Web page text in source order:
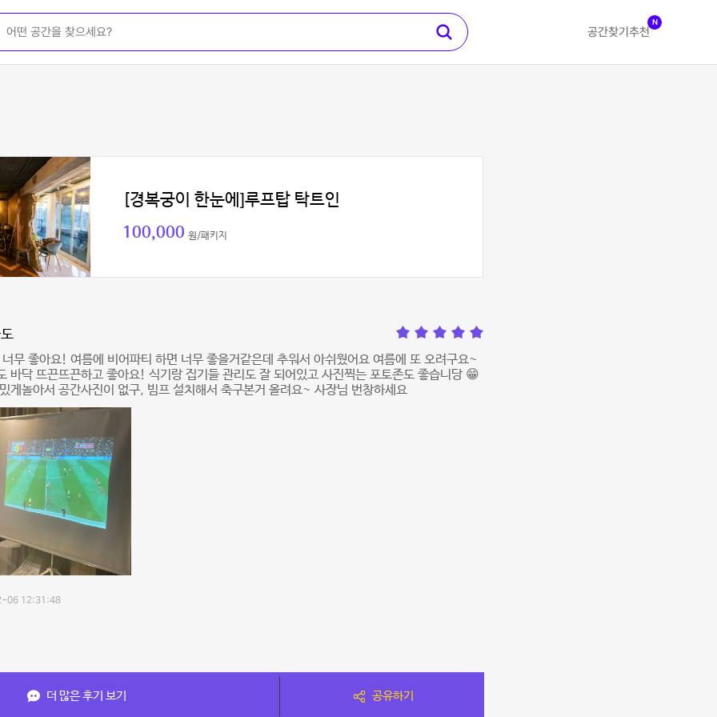
공간찾기 추천
N
[경복궁이 한눈에]루프탑 탁트인
100,000 원/패키지
무 좋아요! 여름에 비어파티 하면 너무 좋을거같은데 추워서 아쉬웠어요 여름에 또 오려구요~
바닥 뜨끈뜨끈하고 좋아요! 식기랑 집기들 관리도 잘 되어있고 사진찍는 포토존도 좋습니당 😁
게놀아서 공간사진이 없구, 빔프 설치해서 축구본거 올려요~ 사장님 번창하세요
06 12:31:48
더 많은 후기 보기 공유하기